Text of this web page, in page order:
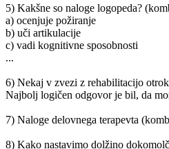
5) Kakšne so naloge logopeda?
a) ocenjuje požiranje
b) uči artikulacije
c) vadi kognitivne sposobnosti
...
6) Nekaj v zvezi z rehabilitacijo otrok
Najbolj logičen odgovor je bil, da
7) Naloge delovnega terapevta
8) Kako nastavimo dolžino